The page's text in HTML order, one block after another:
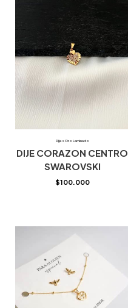
Dijes Oro Laminado
DIJE CORAZON CENTRO
SWAROVSKI
$100.000